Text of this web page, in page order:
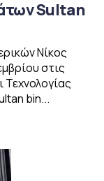
Sultan
Νίκος
στις
Τεχνολογίας
bin...